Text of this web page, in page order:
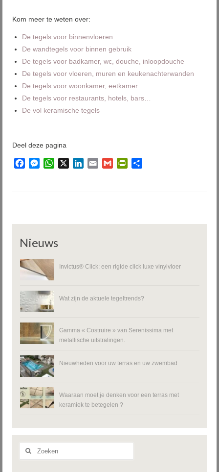
Kom meer te weten over:
De tegels voor binnenvloeren
De wandtegels voor binnen gebruik
De tegels voor badkamer, wc, douche, inloopdouche
De tegels voor vloeren, muren en keukenachterwanden
De tegels voor woonkamer, eetkamer
De tegels voor restaurants, hotels, bars…
De vol keramische tegels
Deel deze pagina
FacebookMessenger
WhatsAppLinkedIn
Email Gmail PrintFriendly
Nieuws
Invictus® Click: een rigide click luxe vinylvloer
Wat zijn de aktuele tegeltrends?
Gamma « Costruire » van Serenissima met
metallische uitstralingen.
Nieuwheden voor uw terras en uw zwembad
Waaraan moet je denken voor een terras met
keramiek te betegelen ?
Zoeken
naar: